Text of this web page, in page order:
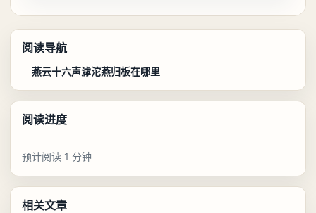
阅读导航
燕云十六声滹沱燕归板在哪里
阅读进度
预计阅读 1 分钟
相关文章